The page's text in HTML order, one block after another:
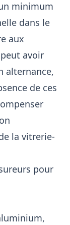
minimum
dans le
aux
avoir
alternance,
de ces
la vitrerie-
pour